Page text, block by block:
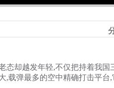
却越发年轻,不仅把持着我国
,载弹最多的空中精确打击平台